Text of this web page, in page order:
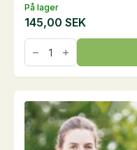
På lager
145,00 SEK
Paraply
mängd